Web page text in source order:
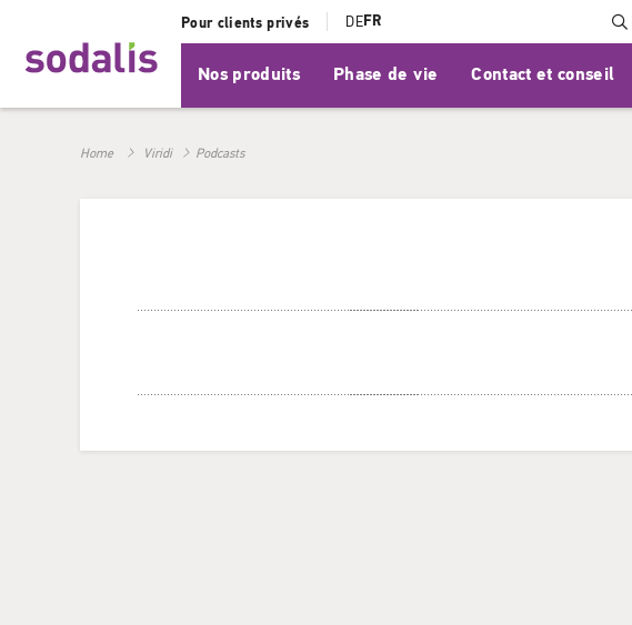
Pour clients privés DE FR
Nos produits Phase de vie Contact et conseil
Home Viridi Podcasts